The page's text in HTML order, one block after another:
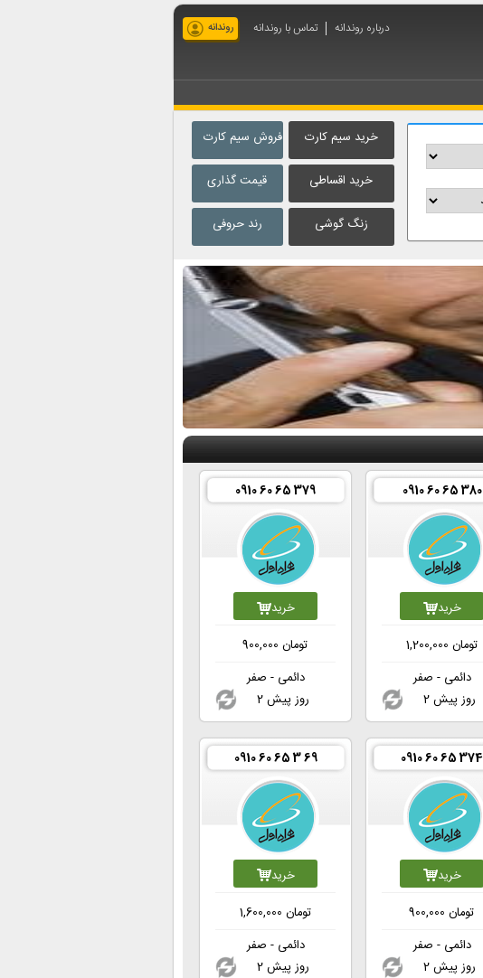
روندانه درباره روندانه تماس با روندانه
فروش سیم کارت
قیمت گذاری
رند حروفی
خرید سیم کارت
خرید اقساطی
زنگ گوشی
0910 60 65 380
خرید
1,200,000 تومان
دائمی - صفر
2 روز پیش
0910 60 65 379
خرید
900,000تومان
دائمی - صفر
2 روز پیش
0910 60 65 374
خرید
900,000تومان
دائمی - صفر
2 روز پیش
0910 60 65 3 69
خرید
1,600,000 تومان
دائمی - صفر
2 روز پیش